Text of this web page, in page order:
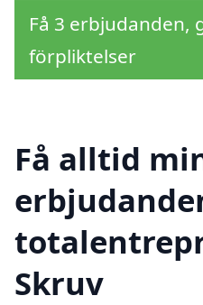
Få 3 erbjudanden,
förpliktelser
Få alltid
Skruv